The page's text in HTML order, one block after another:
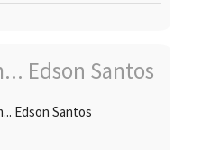
Edson Santos